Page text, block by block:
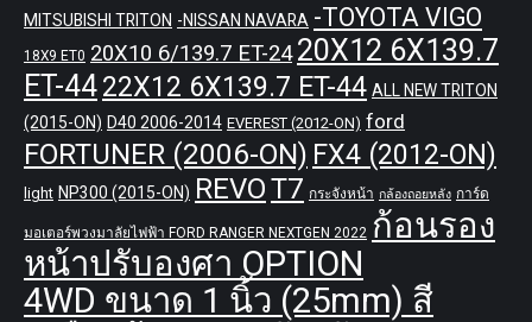
MITSUBISHI TRITON -NISSAN NAVARA -TOYOTA VIGO
18X9 ET0 20X10 6/139.7 ET-24 20X12 6X139.7
ET-4422X12 6X139.7 ET-44 ALL NEW TRITON
(2015-ON) D40 2006-2014 EVEREST (2012-ON) ford
FORTUNER (2006-ON) FX4 (2012-ON)
light NP300 (2015-ON) REVOT7 กระจังหน้า กล้องถอยหลัง การ์ด
มอเตอร์พวงมาลัยไฟฟ้า FORD RANGER NEXTGEN 2022 ก้อนรอง
หน้าปรับองศา OPTION
4WD ขนาด 1 นิ้ว (25mm) สี